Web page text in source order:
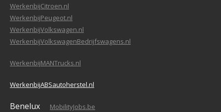
WerkenbijCitroen.nl
WerkenbijPeugeot.nl
WerkenbijVolkswagen.nl
WerkenbijVolkswagenBedrijfswagens.nl
WerkenbijMANTrucks.nl
WerkenbijABSautoherstel.nl
Benelux MobilityJobs.be